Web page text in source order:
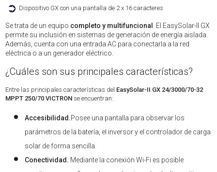
➲ Dispositivo GX con una pantalla de 2 x 16 caracteres
Se trata de un equipo completo y multifuncional . El EasySolar-II GX
permite su inclusión en sistemas de generación de energía aislada.
Además, cuenta con una entrada AC para conectarla a la red
eléctrica o a un generador eléctrico.
¿Cuáles son sus principales características?
Entre las principales características del EasySolar-II GX 24/3000/70-32
MPPT 250/70 VICTRON se encuentran:
Accesibilidad.Posee una pantalla para observar los
parámetros de la batería, el inversor y el controlador de carga
solar de forma sencilla.
Conectividad. Mediante la conexión Wi-Fi es posible